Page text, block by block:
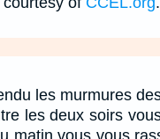
les murmures
les deux soirs
matin vous vous